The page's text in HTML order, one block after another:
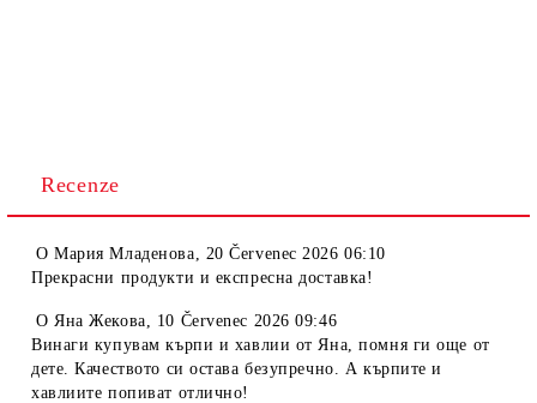
Recenze
OМария Младенова, 20 Červenec 2026 06:10
Прекрасни продукти и експресна доставка!
OЯна Жекова, 10 Červenec 2026 09:46
Винаги купувам кърпи и хавлии от Яна, помня ги още от
дете. Качеството си остава безупречно. А кърпите и
хавлиите попиват отлично!